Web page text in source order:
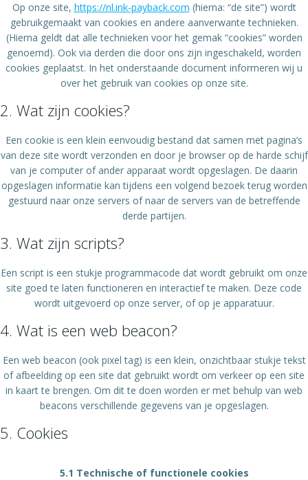
Op onze site, https://nl.ink-payback.com (hierna: “de site”) wordt
gebruikgemaakt van cookies en andere aanverwante technieken.
(Hierna geldt dat alle technieken voor het gemak “cookies” worden
genoemd). Ook via derden die door ons zijn ingeschakeld, worden
cookies geplaatst. In het onderstaande document informeren wij u
over het gebruik van cookies op onze site.
2. Wat zijn cookies?
Een cookie is een klein eenvoudig bestand dat samen met pagina’s
van deze site wordt verzonden en door je browser op de harde schijf
van je computer of ander apparaat wordt opgeslagen. De daarin
opgeslagen informatie kan tijdens een volgend bezoek terug worden
gestuurd naar onze servers of naar de servers van de betreffende
derde partijen.
3. Wat zijn scripts?
Een script is een stukje programmacode dat wordt gebruikt om onze
site goed te laten functioneren en interactief te maken. Deze code
wordt uitgevoerd op onze server, of op je apparatuur.
4. Wat is een web beacon?
Een web beacon (ook pixel tag) is een klein, onzichtbaar stukje tekst
of afbeelding op een site dat gebruikt wordt om verkeer op een site
in kaart te brengen. Om dit te doen worden er met behulp van web
beacons verschillende gegevens van je opgeslagen.
5. Cookies
5.1 Technische of functionele cookies